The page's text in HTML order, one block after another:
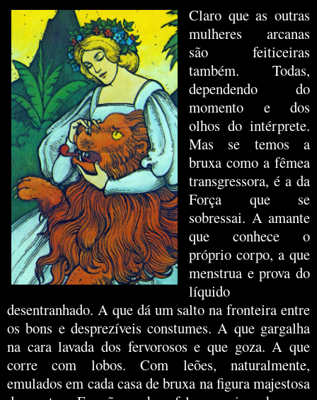
Claro que as outras
mulheres arcanas
são feiticeiras
também. Todas,
dependendo do
momento e dos
olhos do intérprete.
Mas se temos a
bruxa como a fêmea
transgressora, é a da
Força que se
sobressai. A amante
que conhece o
próprio corpo, a que
menstrua e prova do
líquido
desentranhado. A que dá um salto na fronteira entre
os bons e desprezíveis constumes. A que gargalha
na cara lavada dos fervorosos e que goza. A que
corre com lobos. Com leões, naturalmente,
emulados em cada casa de bruxa na figura majestosa